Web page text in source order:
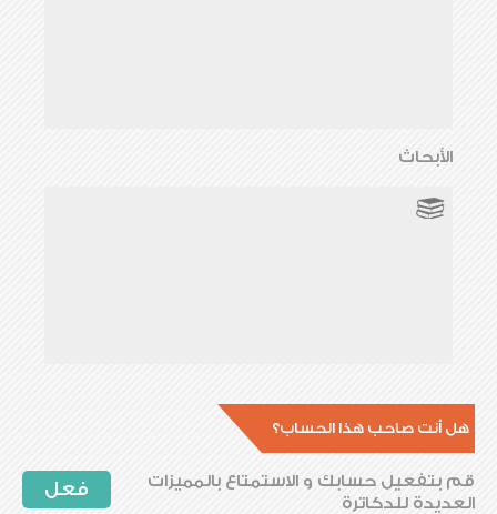
الأبحاث
هل أنت صاحب هذا الحساب؟
فعل
قم بتفعيل حسابك و الاستمتاع بالمميزات
العديدة للدكاترة